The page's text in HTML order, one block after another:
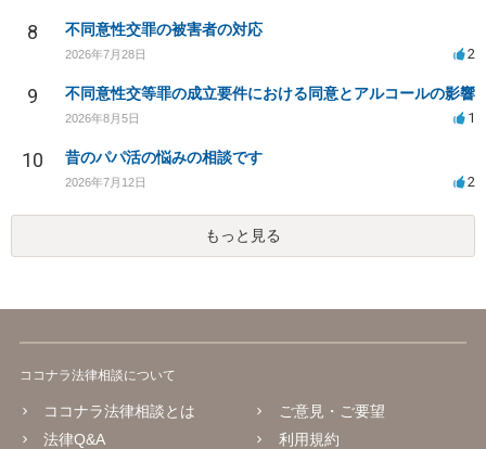
8 不同意性交罪の被害者の対応
2026年7月28日 2
9 不同意性交等罪の成立要件における同意とアルコールの影響
2026年8月5日 1
10 昔のパパ活の悩みの相談です
2026年7月12日 2
もっと見る
ココナラ法律相談について
ココナラ法律相談とは
法律Q&A
ご意見・ご要望
利用規約